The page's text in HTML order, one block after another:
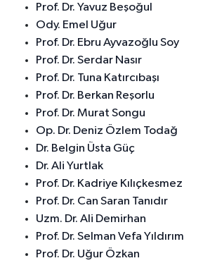
Prof. Dr. Yavuz Beşoğul
Ody. Emel Uğur
Prof. Dr. Ebru Ayvazoğlu Soy
Prof. Dr. Serdar Nasır
Prof. Dr. Tuna Katırcıbaşı
Prof. Dr. Berkan Reşorlu
Prof. Dr. Murat Songu
Op. Dr. Deniz Özlem Todağ
Dr. Belgin Üsta Güç
Dr. Ali Yurtlak
Prof. Dr. Kadriye Kılıçkesmez
Prof. Dr. Can Saran Tanıdır
Uzm. Dr. Ali Demirhan
Prof. Dr. Selman Vefa Yıldırım
Prof. Dr. Uğur Özkan